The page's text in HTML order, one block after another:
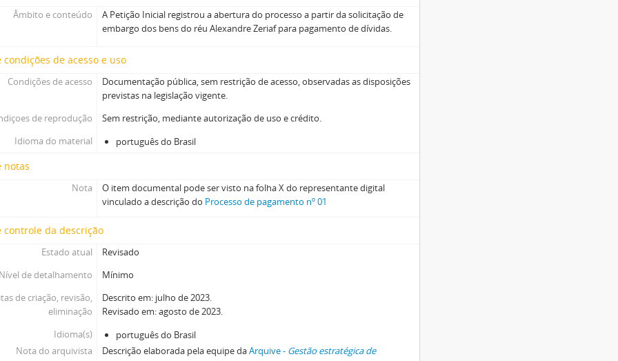
Âmbito e conteúdo
A Petição Inicial registrou a abertura do processo a partir da solicitação de
embargo dos bens do réu Alexandre Zeriaf para pagamento de dívidas.
condições de acesso e uso
Condições de acesso
Documentação pública, sem restrição de acesso, observadas as disposições
previstas na legislação vigente.
de reprodução
Sem restrição, mediante autorização de uso e crédito.
Idioma do material
português do Brasil
notas
Nota
O item documental pode ser visto na folha X do representante digital
vinculado a descrição do Processo de pagamento nº 01
controle da descrição
Estado atual
Revisado
Nível de detalhamento
Mínimo
de criação, revisão,
eliminação
Descrito em: julho de 2023.
Revisado em: agosto de 2023.
Idioma(s)
português do Brasil
Nota do arquivista
Descrição elaborada pela equipe daArquive - Gestão estratégica de